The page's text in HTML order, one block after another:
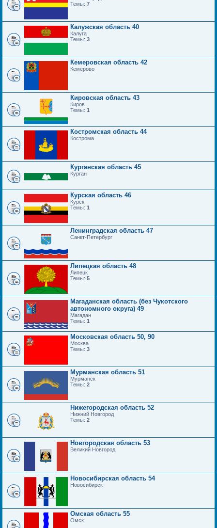
Темы: 7
Калужская область 40
Калуга
Темы: 3
Кемеровская область 42
Кемерово
Кировская область 43
Киров
Темы: 1
Костромская область 44
Кострома
Курганская область 45
Курган
Курская область 46
Курск
Темы: 1
Ленинградская область 47
Санкт-Петербург
Липецкая область 48
Липецк
Темы: 5
Магаданская область (без Чукотского
автономного округа) 49
Магадан
Темы: 1
Московская область 50, 90
Москва
Темы: 3
Мурманская область 51
Мурманск
Темы: 2
Нижегородская область 52
Нижний Новгород
Темы: 2
Новгородская область 53
Великий Новгород
Новосибирская область 54
Новосибирск
Омская область 55
Омск